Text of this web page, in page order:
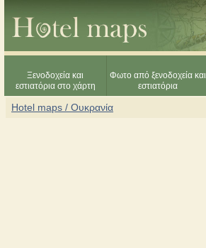
Ξενοδοχεία και
εστιατόρια στο χάρτη
Φωτο από ξενοδοχεία και
εστιατόρια
Hotel maps / Ουκρανία